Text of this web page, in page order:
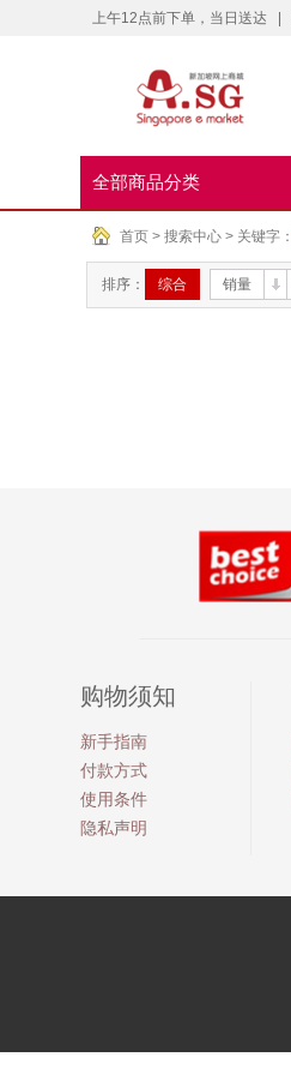
上午12点前下单，当日送达
全部商品分类
首页 > 搜索中心 > 关键字：
排序： 综合 销量
购物须知
新手指南
付款方式
使用条件
隐私声明